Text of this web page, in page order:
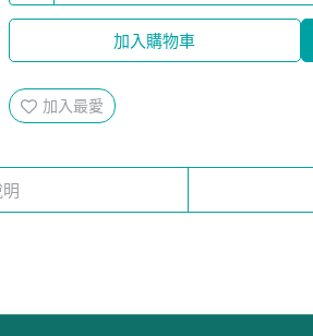
加入購物車
加入最愛